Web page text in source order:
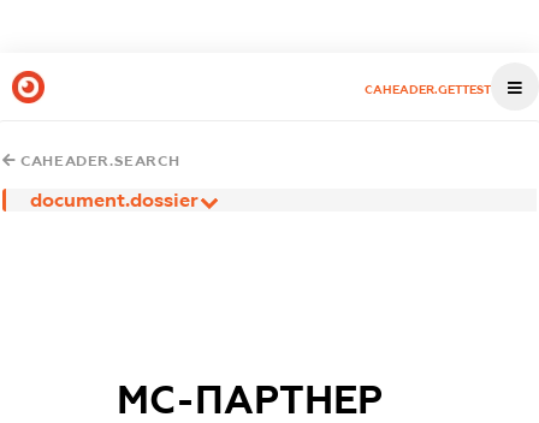
CAHEADER.GETTEST
CAHEADER.SEARCH
document.dossier
МС-ПАРТНЕР